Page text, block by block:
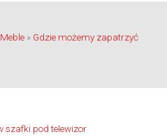
Meble » Gdzie możemy zapatrzyć